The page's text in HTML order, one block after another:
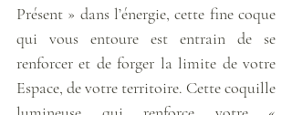
Présent » dans l’énergie, cette fine coque
qui vous entoure est entrain de se
renforcer et de forger la limite de votre
Espace, de votre territoire. Cette coquille